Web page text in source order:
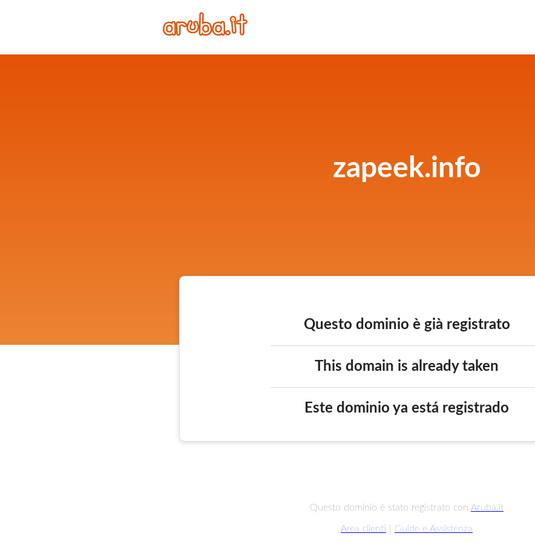
zapeek.info
Questo dominio è già registrato
This domain is already taken
Este dominio ya está registrado
Questo dominio è stato registrato con Aruba.it
Area clienti Guide e Assistenza